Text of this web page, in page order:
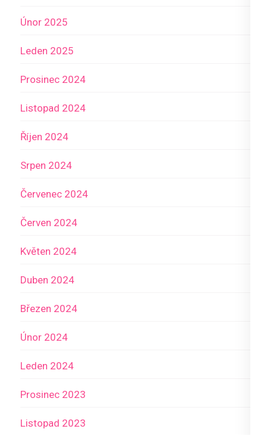
Únor 2025
Leden 2025
Prosinec 2024
Listopad 2024
Říjen 2024
Srpen 2024
Červenec 2024
Červen 2024
Květen 2024
Duben 2024
Březen 2024
Únor 2024
Leden 2024
Prosinec 2023
Listopad 2023